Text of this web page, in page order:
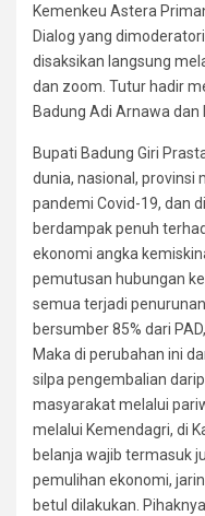
Kemenkeu Astera
Dialog yang
disaksikan langsung
dan zoom. Tutur hadir
Badung Adi Arnawa
Bupati Badung Giri
dunia, nasional, provinsi
pandemi Covid-19, dan
berdampak penuh
ekonomi angka
pemutusan hubungan
semua terjadi
bersumber 85% dari
Maka di perubahan ini
silpa pengembalian
masyarakat melalui
melalui Kemendagri, di
belanja wajib termasuk
pemulihan ekonomi,
betul dilakukan.